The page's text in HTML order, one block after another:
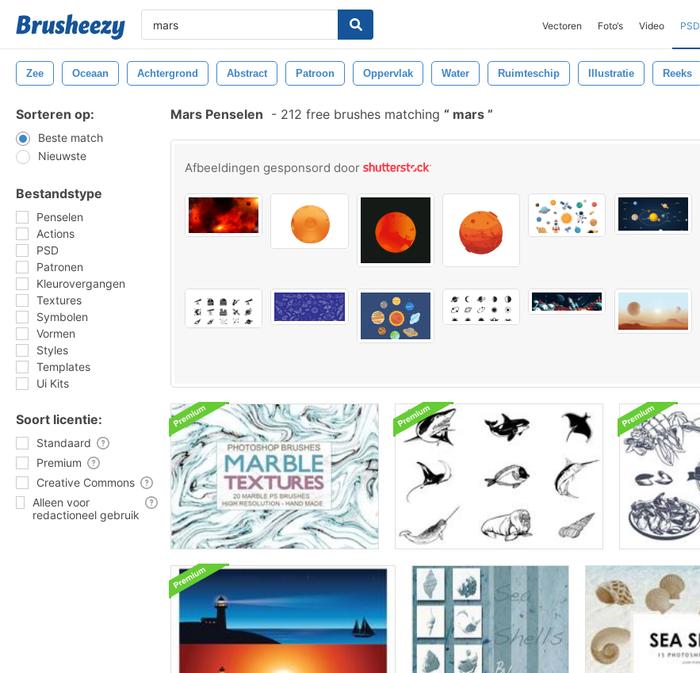
Vectoren Foto‘s Video PSD
Zee Oceaan Achtergrond Abstract Patroon Oppervlak Water Ruimteschip Illustratie Reeks
Sorteren op:
Beste match
Nieuwste
Bestandstype
Penselen
Actions
PSD
Patronen
Kleurovergangen
Textures
Symbolen
Vormen
Styles
Templates
Ui Kits
Soort licentie:
Standaard
Premium
Creative Commons
Alleen voor
redactioneel gebruik
Mars Penselen - 212 free brushes matching mars
Afbeeldingen gesponsord door